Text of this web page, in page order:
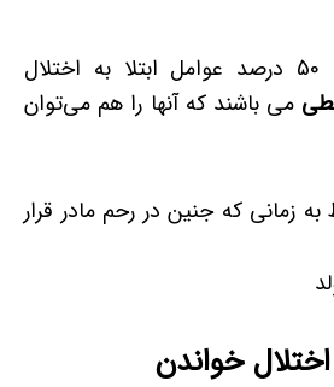
همان طور که گفتیم 50 درصد عوامل ابتلا به اختلال
می باشند که آنها را هم می‌توان
زمانی که جنین در رحم مادر قرار
خواندن